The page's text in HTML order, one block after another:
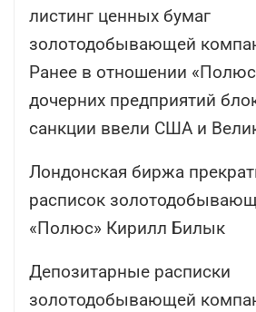
листинг ценных бумаг
золотодобывающей
Ранее в отношении
дочерних предприятий
санкции ввели США и
Лондонская биржа
расписок
«Полюс» Кирилл Билык
Депозитарные расписки
золотодобывающей